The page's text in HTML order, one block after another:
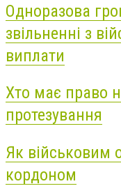
Одноразова
звільненні з
виплати
Хто має право
протезування
Як військовим
кордоном